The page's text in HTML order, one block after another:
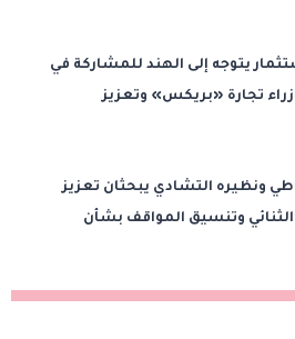
يتوجه إلى الهند للمشاركة في
تجارة «بريكس» وتعزيز
ونظيره التشادي يبحثان تعزيز
الثنائي وتنسيق المواقف بشأن